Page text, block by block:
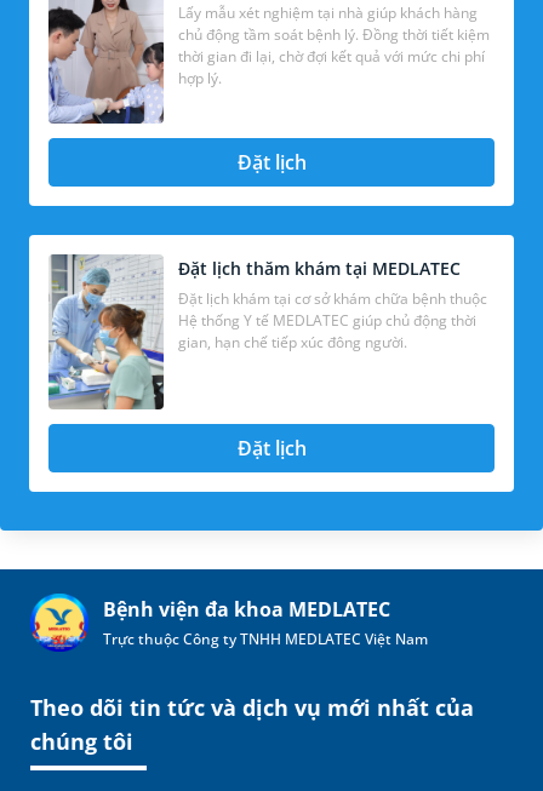
Lấy mẫu xét nghiệm tại nhà giúp khách hàng
chủ động tầm soát bệnh lý. Đồng thời tiết kiệm
thời gian đi lại, chờ đợi kết quả với mức chi phí
hợp lý.
Đặt lịch
Đặt lịch thăm khám tại MEDLATEC
Đặt lịch khám tại cơ sở khám chữa bệnh thuộc
Hệ thống Y tế MEDLATEC giúp chủ động thời
gian, hạn chế tiếp xúc đông người.
Đặt lịch
Bệnh viện đa khoa MEDLATEC
Trực thuộc Công ty TNHH MEDLATEC Việt Nam
Theo dõi tin tức và dịch vụ mới nhất của
chúng tôi